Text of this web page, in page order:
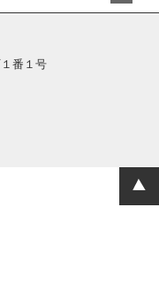
番１号